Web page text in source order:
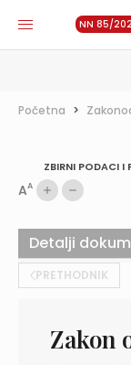
NN 85/
Početna >
ZBIRNI PODACI I
AA
PRETHODNIK
Zakon
Detalji